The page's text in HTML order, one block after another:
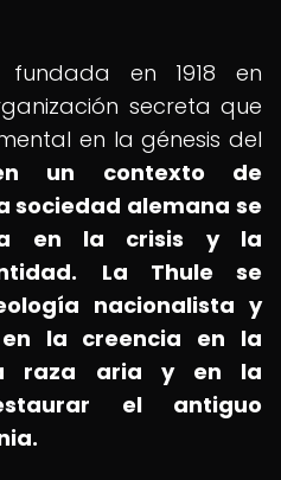
fundada en 1918 en
secreta que
en la génesis del
un contexto de
sociedad alemana se
en la crisis y la
La Thule se
nacionalista y
la creencia en la
raza aria y en la
el antiguo